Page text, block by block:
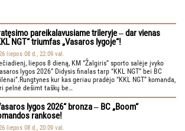
pareikalavusiame trileryje ‒ dar vienas
NGT“ triumfas „Vasaros lygoje“!
liepos 08 d., 22:09 val.
liepos 8 dieną, KM “Žalgiris” sporto salėje įvyko
lygos 2026” Didysis finalas tarp “KKL NGT” bei BC
kur kas geriau pradėjo “KKL NGT” komanda,
pelnė dešimt taškų be…
lygos 2026“ bronza ‒ BC „Boom“
rankose!
liepos 08 d., 20:09 val.